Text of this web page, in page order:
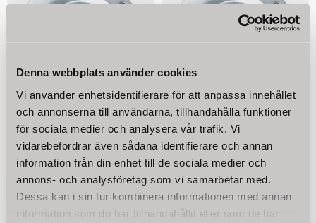
Denna webbplats använder cookies
Vi använder enhetsidentifierare för att anpassa innehållet
och annonserna till användarna, tillhandahålla funktioner
för sociala medier och analysera vår trafik. Vi
vidarebefordrar även sådana identifierare och annan
information från din enhet till de sociala medier och
annons- och analysföretag som vi samarbetar med.
Dessa kan i sin tur kombinera informationen med annan
information som du har tillhandahållit eller som de har
Fläns rostfritt stål till
hydropress tank 24-
100L
Fläns rostfritt stål 1 tum till
hydropresstank 24 - 100 liter
395
Fläns 1 tum till
hydropress tank 24-
100L
Fläns 1 tum (32,89 mm) till
hydropresstank 24 - 100 liter
325